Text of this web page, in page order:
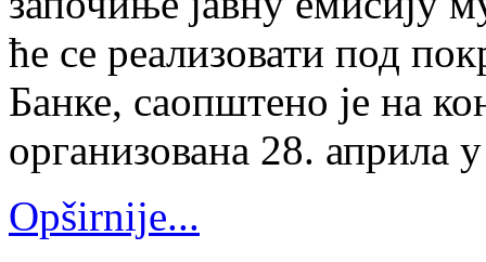
ће се реализовати под
Банке, саопштено је на
организована 28. априла
Opširnije...